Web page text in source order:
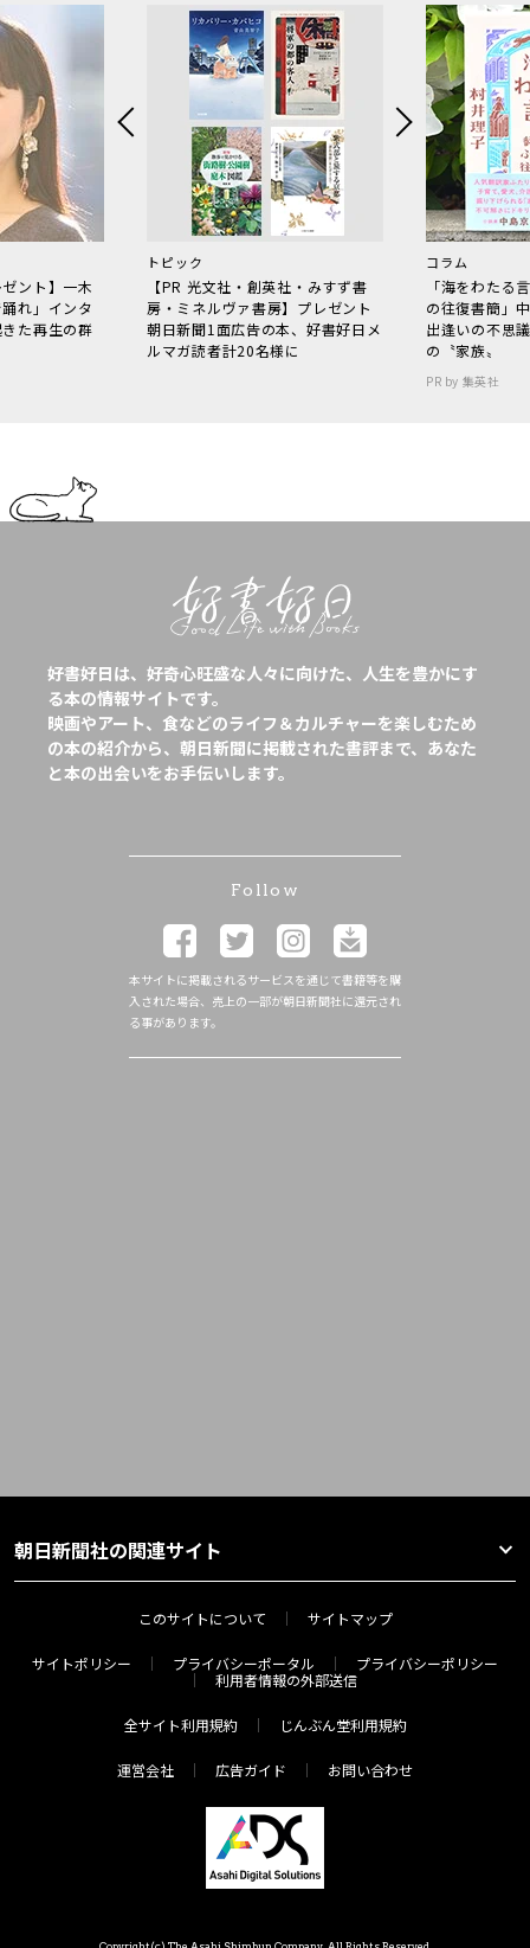
ント】一木
れ」インタ
た再生の群
トピック
【PR 光文社・創英社・みすず書
房・ミネルヴァ書房】プレゼント
朝日新聞1面広告の本、好書好日メ
ルマガ読者計20名様に
コラム
「海をわた
の往復書簡」
出逢いの不思
の〝家族〟
PR by 集英社
好書好日は、好奇心旺盛な人々に向けた、人生を豊かにす
る本の情報サイトです。
映画やアート、食などのライフ＆カルチャーを楽しむため
の本の紹介から、朝日新聞に掲載された書評まで、あなた
と本の出会いをお手伝いします。
Follow
本サイトに掲載されるサービスを通じて書籍等を購
入された場合、売上の一部が朝日新聞社に還元され
る事があります。
朝日新聞社の関連サイト
このサイトについて サイトマップ
サイトポリシー プライバシーポータル
プライバシーポリシー
利用者情報の外部送信
全サイト利用規約 じんぶん堂利用規約
運営会社 広告ガイド お問い合わせ